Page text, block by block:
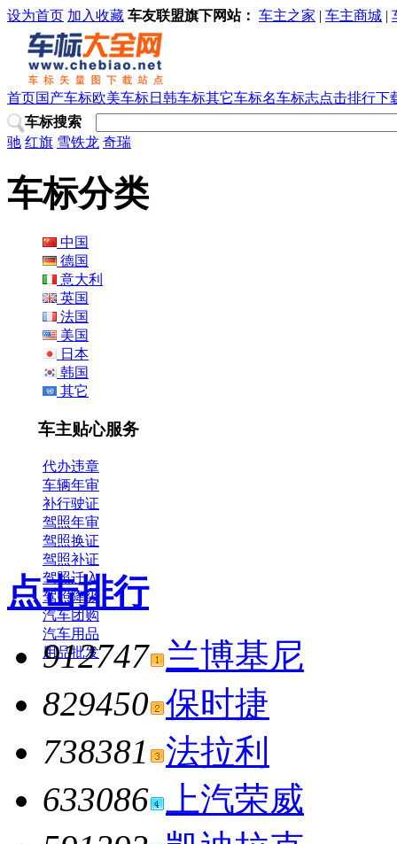
设为首页 加入收藏 车友联盟旗下网站： 车主之家 | 车主商城 |
首页国产车标欧美车标日韩车标其它车标名车标志点击排行下
车标搜索
驰 红旗 雪铁龙 奇瑞
车标分类
中国
德国
意大利
英国
法国
美国
日本
韩国
其它
车主贴心服务
代办违章
车辆年审
补行驶证
驾照年审
驾照换证
驾照补证
驾照迁入
驾照降级
汽车团购
汽车用品
用品批发
点击排行
912747 兰博基尼
829450 保时捷
738381 法拉利
633086
上汽荣威